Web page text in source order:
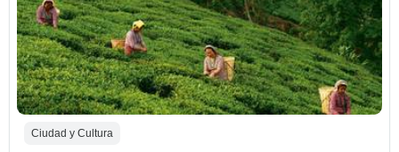
Ciudad y Cultura